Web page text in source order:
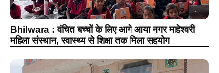
Bhilwara : वंचित बच्चों के लिए आगे आया नगर माहेश्वरी
महिला संस्थान, स्वास्थ्य से शिक्षा तक मिला सहयोग